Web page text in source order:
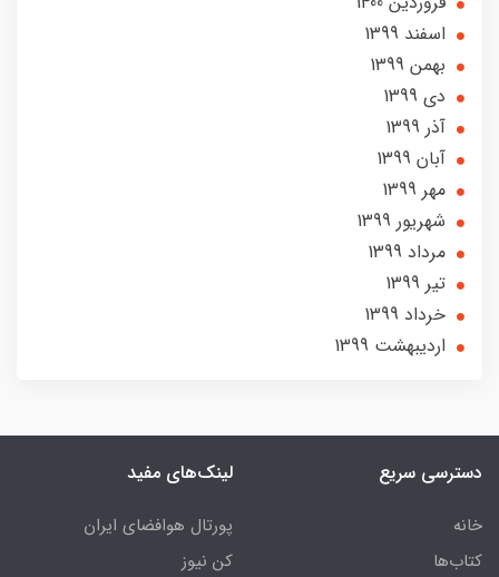
اسفند 1399
بهمن 1399
دی 1399
آذر 1399
آبان 1399
مهر 1399
شهریور 1399
مرداد 1399
تير 1399
خرداد 1399
ارديبهشت 1399
دسترسی سریع
خانه
کتاب‌ها
لینک‌های مفید
پورتال هوافضای ایران
کن نیوز